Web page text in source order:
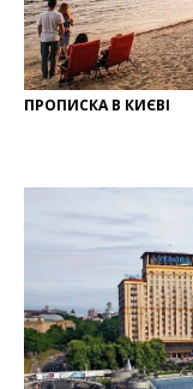
ПРОПИСКА В КИЄВІ